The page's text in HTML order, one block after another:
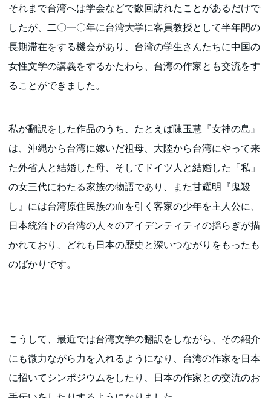
それまで台湾へは学会などで数回訪れたことがあるだけで
したが、二〇一〇年に台湾大学に客員教授として半年間の
長期滞在をする機会があり、台湾の学生さんたちに中国の
女性文学の講義をするかたわら、台湾の作家とも交流をす
ることができました。
私が翻訳をした作品のうち、たとえば陳玉慧『女神の島』
は、沖縄から台湾に嫁いだ祖母、大陸から台湾にやって来
た外省人と結婚した母、そしてドイツ人と結婚した「私」
の女三代にわたる家族の物語であり、また甘耀明『鬼殺
し』には台湾原住民族の血を引く客家の少年を主人公に、
日本統治下の台湾の人々のアイデンティティの揺らぎが描
かれており、どれも日本の歴史と深いつながりをもったも
のばかりです。
こうして、最近では台湾文学の翻訳をしながら、その紹介
にも微力ながら力を入れるようになり、台湾の作家を日本
に招いてシンポジウムをしたり、日本の作家との交流のお